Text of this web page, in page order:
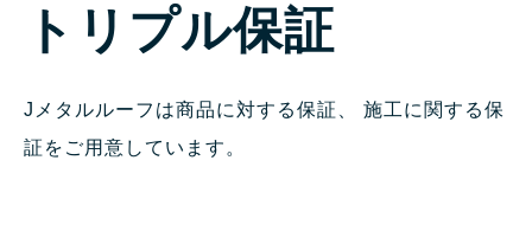
トリプル保証
Jメタルルーフは商品に対する保証、
施工に関する保
証をご用意しています。